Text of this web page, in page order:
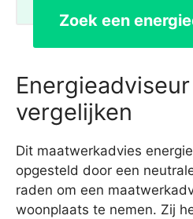
Zoek een
vergelijken
Dit maatwerkadvies
opgesteld door een
raden om een
woonplaats te nemen. Zij